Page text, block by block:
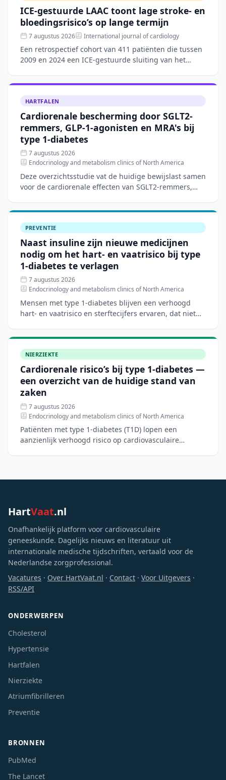
ICE-gestuurde LAAC toont lage stroke- en
bloedingsrisico’s op lange termijn
7 augustus 2026 International journal of cardiology
Een retrospectief cohort van 411 patiënten die tussen
2009 en 2024 een ICE-gestuurde sluiting van het
een techn
HARTFALEN
Cardiorenale bescherming door SGLT2-
remmers, GLP-1-agonisten en MRA's bij
type 1-diabetes
7 augustus 2026
Endocrinology and metabolism clinics of North America
Deze overzichtsstudie vat de huidige bewijslast samen
voor de cardiorenale effecten van SGLT2-remmers,
PREVENTIE
Naast insuline zijn nieuwe medicijnen
nodig om het hart- en vaatrisico bij type
1-diabetes te verlagen
7 augustus 2026
Endocrinology and metabolism clinics of North America
Mensen met type 1-diabetes blijven een verhoogd
hart- en vaatrisico en sterftecijfers ervaren, dat niet
NIERZIEKTE
Cardiorenale risico’s bij type 1-diabetes —
een overzicht van de huidige stand van
zaken
7 augustus 2026
Endocrinology and metabolism clinics of North America
Patiënten met type 1-diabetes (T1D) lopen een
aanzienlijk verhoogd risico op cardiovasculaire
HartVaat.nl
Onafhankelijk platform voor cardiovasculaire
geneeskunde. Dagelijks nieuws en literatuur uit
internationale medische tijdschriften, vertaald voor de
Nederlandse zorgprofessional.
Vacatures · Over HartVaat.nl · Contact · Voor Uitgevers ·
RSS/API
ONDERWERPEN
Cholesterol
Hypertensie
Hartfalen
Nierziekte
Atriumfibrilleren
Preventie
BRONNEN
PubMed
The Lancet